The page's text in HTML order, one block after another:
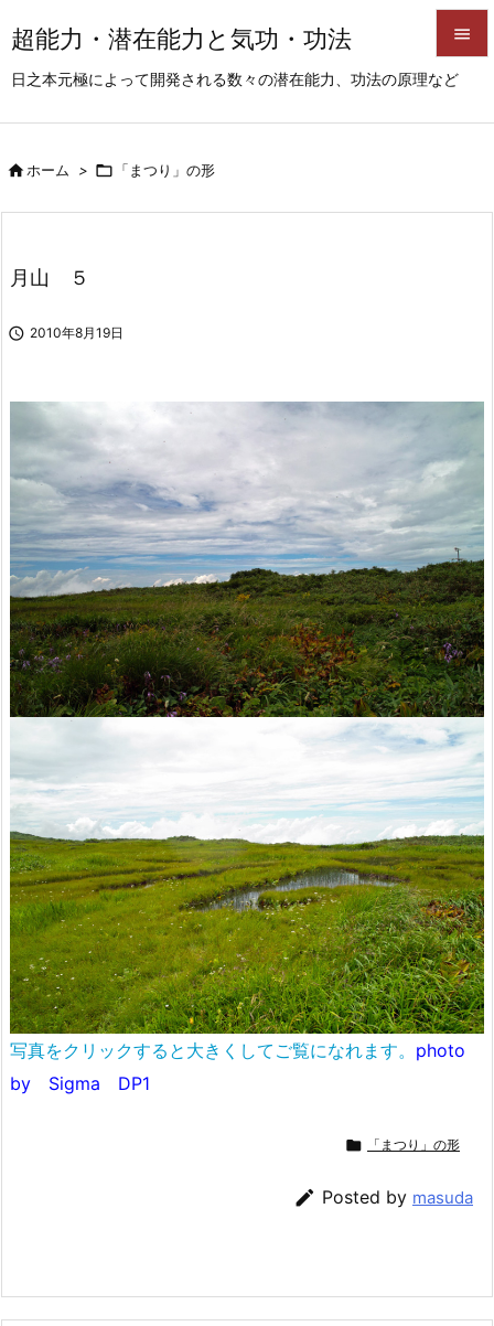
超能力・潜在能力と気功・功法
日之本元極によって開発される数々の潜在能力、功法の原理など


前へ
ホーム >  「まつり」の形
月山 ５
 2010年8月19日
写真をクリックすると大きくしてご覧になれます。 photo
by Sigma DP1
 「まつり」の形
 Posted by masuda